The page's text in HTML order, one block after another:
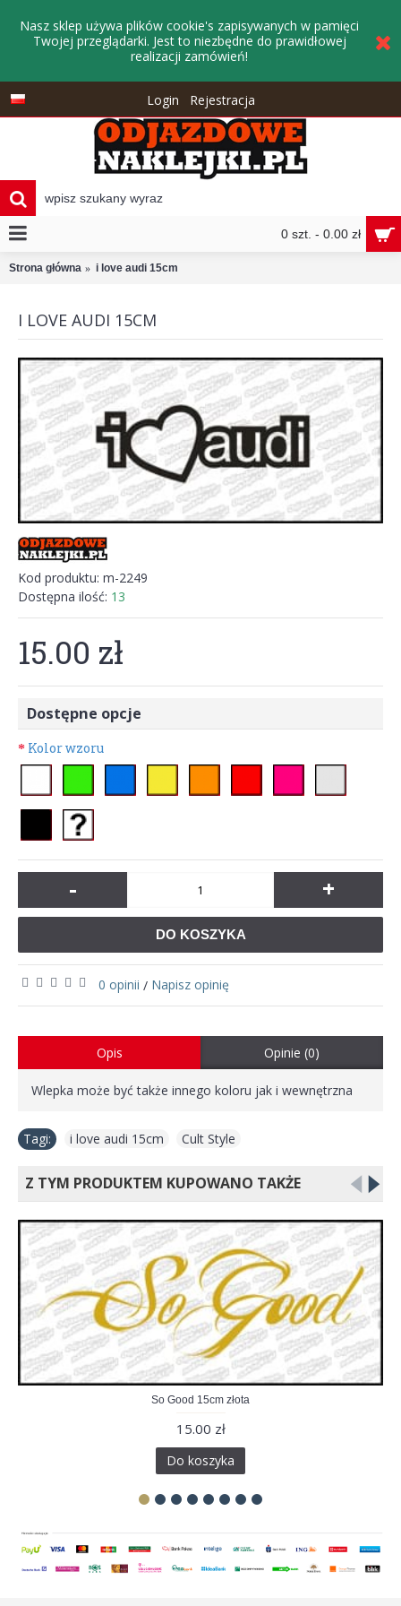
Nasz sklep używa plików cookie's zapisywanych w pamięci
Twojej przeglądarki. Jest to niezbędne do prawidłowej
realizacji zamówień!
Login Rejestracja
0 szt. - 0.00 zł
Strona główna i love audi 15cm
I LOVE AUDI 15CM
Kod produktu: m-2249
Dostępna ilość: 13
15.00 zł
Dostępne opcje
Kolor wzoru
- +
DO KOSZYKA
0 opinii / Napisz opinię
Opis Opinie (0)
Wlepka może być także innego koloru jak i wewnętrzna
Tagi: i love audi 15cm Cult Style
Z TYM PRODUKTEM KUPOWANO TAKŻE
So Good 15cm złota
15.00 zł
Do koszyka